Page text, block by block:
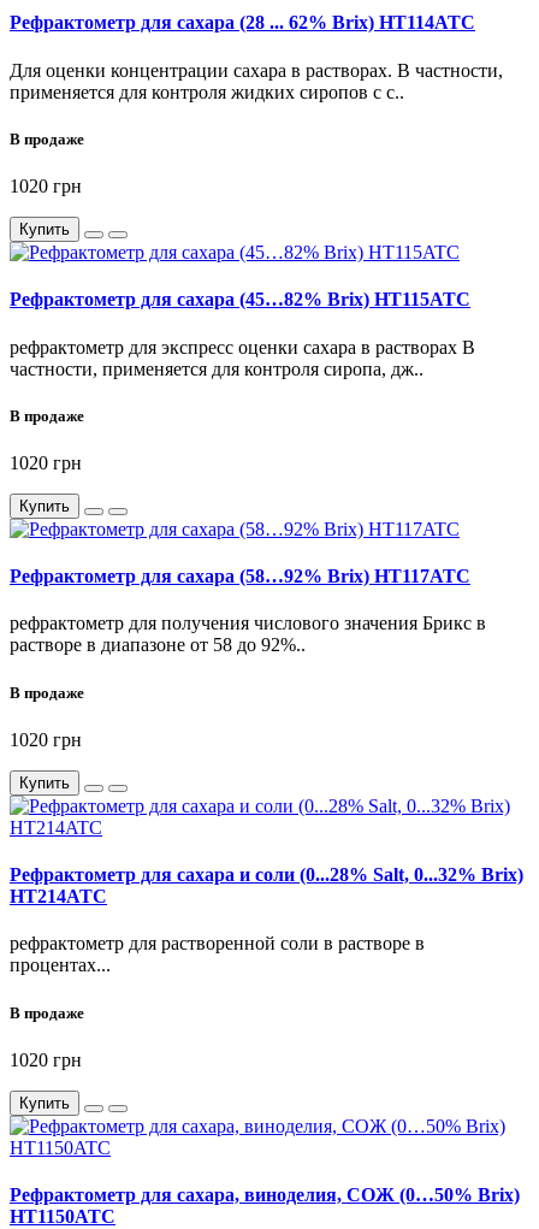
Рефрактометр для сахара (28 ... 62% Brix) HT114ATC
Для оценки концентрации сахара в растворах. В частности,
применяется для контроля жидких сиропов с с..
В продаже
1020 грн
Купить
Рефрактометр для сахара (45…82% Brix) HT115ATC
рефрактометр для экспресс оценки сахара в растворах В
частности, применяется для контроля сиропа, дж..
В продаже
1020 грн
Купить
Рефрактометр для сахара (58…92% Brix) HT117ATC
рефрактометр для получения числового значения Брикс в
растворе в диапазоне от 58 до 92%..
В продаже
1020 грн
Купить
Рефрактометр для сахара и соли (0...28% Salt, 0...32% Brix)
HT214ATC
рефрактометр для растворенной соли в растворе в
процентах...
В продаже
1020 грн
Купить
Рефрактометр для сахара, виноделия, СОЖ (0…50% Brix)
HT1150ATC